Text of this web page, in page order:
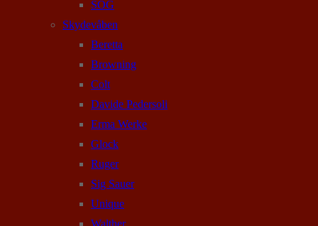
SOG
Skydevåben
Beretta
Browning
Colt
Davide Pedersoli
Erma Werke
Glock
Ruger
Sig Sauer
Unique
Walther